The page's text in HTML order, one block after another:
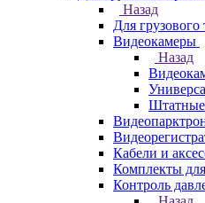
Назад
Для грузового
Видеокамеры
Назад
Кабели и
Комплекты
Контроль